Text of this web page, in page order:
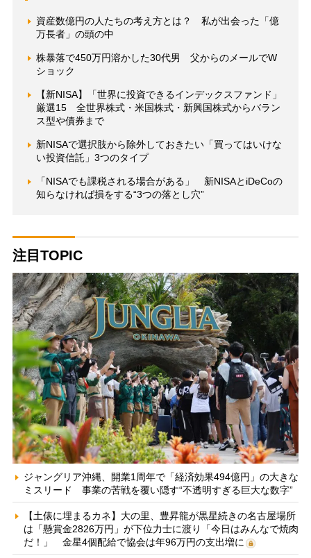
資産数億円の人たちの考え方とは？ 私が出会った「億
万長者」の頭の中
株暴落で450万円溶かした30代男 父からのメールでW
ショック
【新NISA】「世界に投資できるインデックスファンド」
厳選15 全世界株式・米国株式・新興国株式からバラン
ス型や債券まで
新NISAで選択肢から除外しておきたい「買ってはいけな
い投資信託」3つのタイプ
「NISAでも課税される場合がある」 新NISAとiDeCoの
知らなければ損をする“3つの落とし穴”
注目TOPIC
ジャングリア沖縄、開業1周年で「経済効果494億円」の大きな
ミスリード 事業の苦戦を覆い隠す“不透明すぎる巨大な数字”
【土俵に埋まるカネ】大の里、豊昇龍が黒星続きの名古屋場所
は「懸賞金2826万円」が下位力士に渡り「今日はみんなで焼肉
だ！」 金星4個配給で協会は年96万円の支出増に